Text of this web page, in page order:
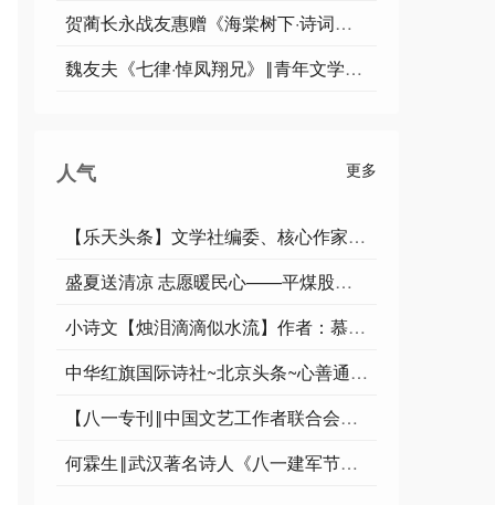
贺蔺长永战友惠赠《海棠树下·诗词散文集》——丙午闰夏八月方中得书于青岛感怀
魏友夫《七律·悼凤翔兄》‖青年文学家＊桑干河文学（第156期）
人气 更多
【乐天头条】文学社编委、核心作家于宾先生精品//鹧鸪天•铁军魂（词林正韵）
盛夏送清凉 志愿暖民心——平煤股份四矿孙刚爱心联盟开展夏季便民志愿服务活动
小诗文【烛泪滴滴似水流】作者：慕夏卿卿/编辑制作：烟雨蒙蒙
中华红旗国际诗社~北京头条~心善通天:作者/雨下罗加:朗诵/边城
【八一专刊‖中国文艺工作者联合会会刊《百花园地》特刊‖军旅诗人作家（悠然云霄）张春联先生醉美古风长诗‖墨脱自古竞风流，曲曲颂歌唱边城】荐赏
何霖生‖武汉著名诗人《八一建军节》特刊【新时代作家文苑】2026第60期 （专辑 5）